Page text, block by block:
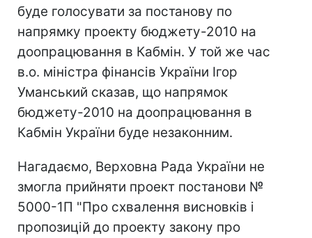
буде голосувати за постанову по
напрямку проекту бюджету-2010 на
доопрацювання в Кабмін. У той же час
в.о. міністра фінансів України Ігор
Уманський сказав, що напрямок
бюджету-2010 на доопрацювання в
Кабмін України буде незаконним.
Нагадаємо, Верховна Рада України не
змогла прийняти проект постанови №
5000-1П "Про схвалення висновків і
пропозицій до проекту закону про